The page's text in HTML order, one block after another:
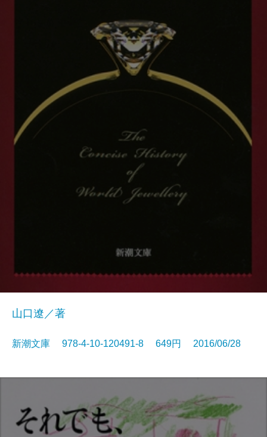
山口遼／著
新潮文庫 978-4-10-120491-8 649円 2016/06/28